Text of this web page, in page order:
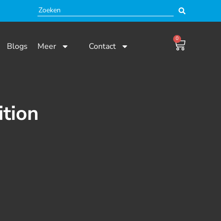
Blogs Meer Contact
0